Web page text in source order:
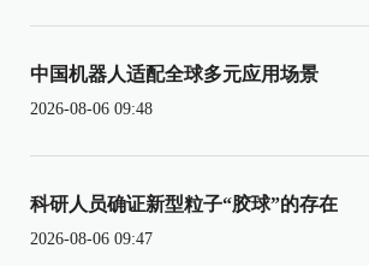
中国机器人适配全球多元应用场景
2026-08-06 09:48
科研人员确证新型粒子“胶球”的存在
2026-08-06 09:47